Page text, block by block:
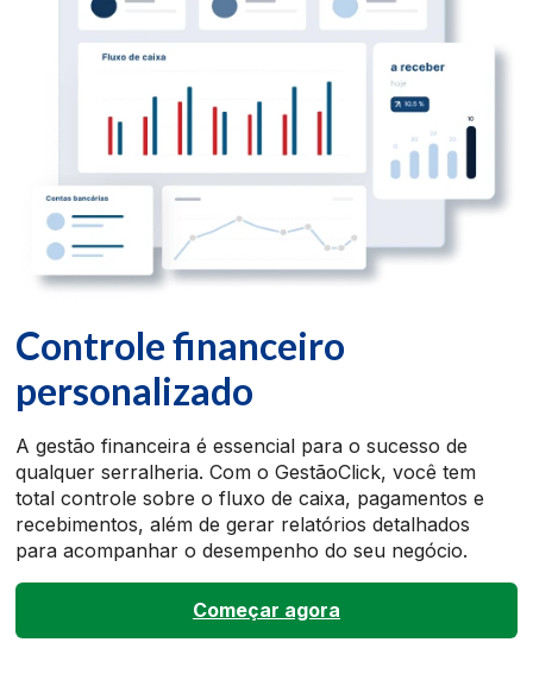
Controle financeiro
personalizado
A gestão financeira é essencial para o sucesso de
qualquer serralheria. Com o GestãoClick, você tem
total controle sobre o fluxo de caixa, pagamentos e
recebimentos, além de gerar relatórios detalhados
para acompanhar o desempenho do seu negócio.
Começar agora